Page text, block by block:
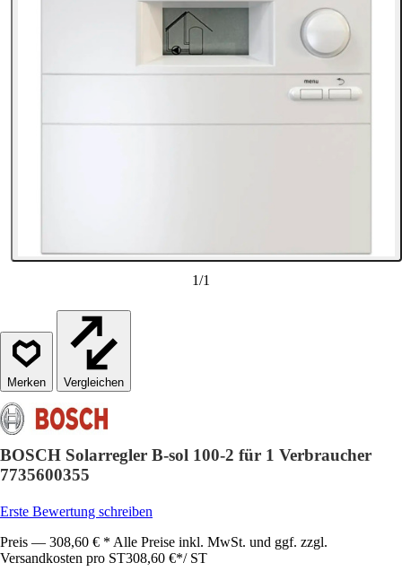
1/1
Vergleichen
BOSCH Solarregler B-sol 100-2 für 1 Verbraucher
7735600355
Erste Bewertung schreiben
Preis — 308,60 € * Alle Preise inkl. MwSt. und ggf. zzgl.
Versandkosten pro ST308,60 €*/ ST